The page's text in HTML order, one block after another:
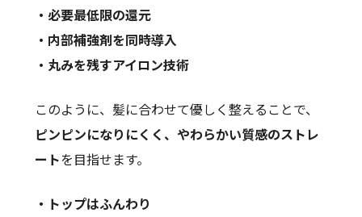
・必要最低限の還元
・内部補強剤を同時導入
・丸みを残すアイロン技術
このように、髪に合わせて優しく整えることで、
ピンピンになりにくく、やわらかい質感のストレ
ートを目指せます。
・トップはふんわり